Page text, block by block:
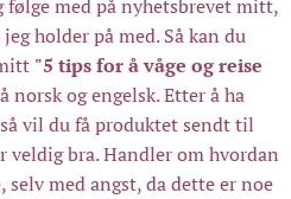
følge med på nyhetsbrevet mitt,
holder på med. Så kan du
"5 tips for å våge og reise
norsk og engelsk. Etter å ha
vil du få produktet sendt til
veldig bra. Handler om hvordan
selv med angst, da dette er noe